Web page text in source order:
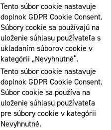
Tento súbor cookie nastavuje
doplnok GDPR Cookie Consent.
Súbory cookie sa používajú na
uloženie súhlasu používateľa s
ukladaním súborov cookie v
kategórii „Nevyhnutné“.
Tento súbor cookie nastavuje
doplnok GDPR Cookie Consent.
Súbor cookie sa používa na
uloženie súhlasu používateľa
pre súbory cookie v kategórii
Nevyhnutné.